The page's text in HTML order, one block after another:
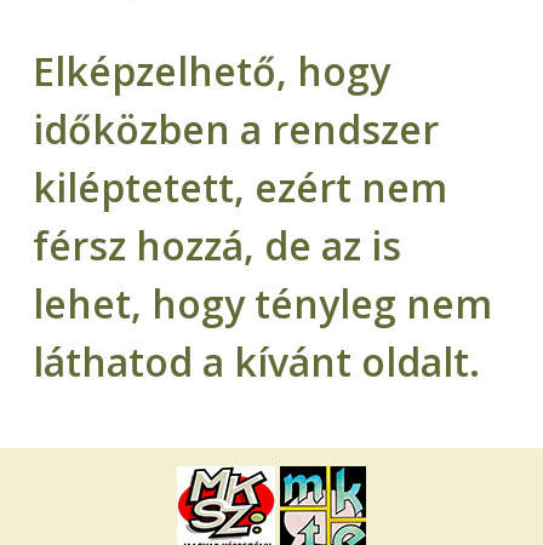
Elképzelhető, hogy
időközben a rendszer
kiléptetett, ezért nem
férsz hozzá, de az is
lehet, hogy tényleg nem
láthatod a kívánt oldalt.